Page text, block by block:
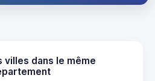
villes dans le même